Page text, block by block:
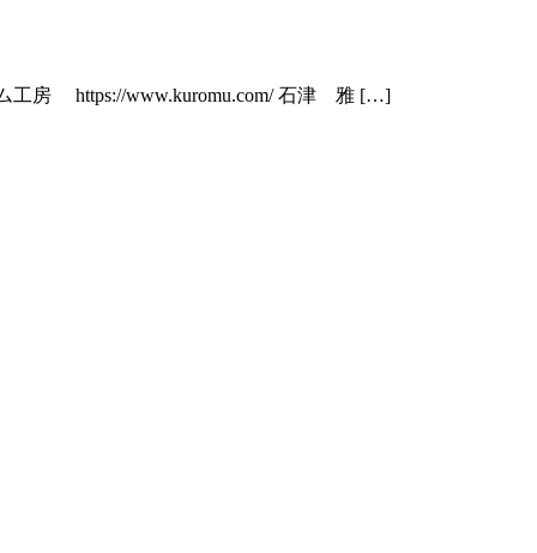
ム工房 https://www.kuromu.com/ 石津 雅 […]